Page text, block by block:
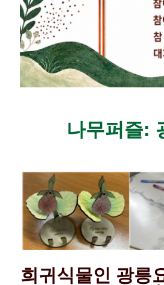
나무퍼즐:
희귀식물인 광릉